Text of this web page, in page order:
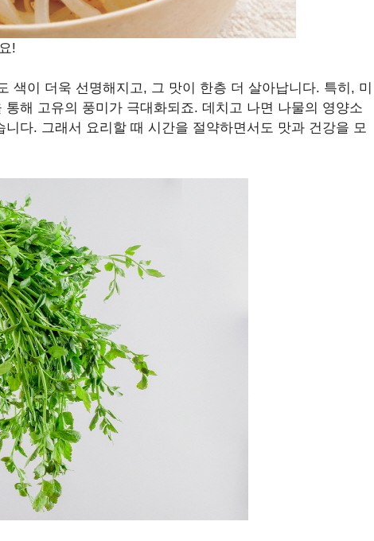
!
색이 더욱 선명해지고, 그 맛이 한층 더 살아납니다. 특히, 미
해 고유의 풍미가 극대화되죠. 데치고 나면 나물의 영양소
다. 그래서 요리할 때 시간을 절약하면서도 맛과 건강을 모